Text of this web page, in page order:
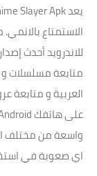
الاستمتاع
للاندرويد أحدث
متابعة مسلسلات و
العربية و متابعة
واسعة من مختلف
اي صعوبة في